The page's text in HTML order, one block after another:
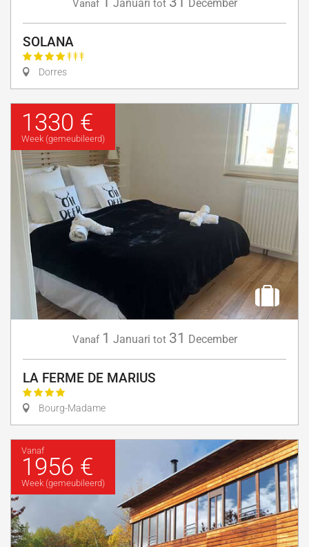
Vanaf Januari tot December
SOLANA
Dorres
1330 €
Week (gemeubileerd)
Vanaf 1 Januari tot 31 December
LA FERME DE MARIUS
Bourg-Madame
Vanaf
1956 €
Week (gemeubileerd)